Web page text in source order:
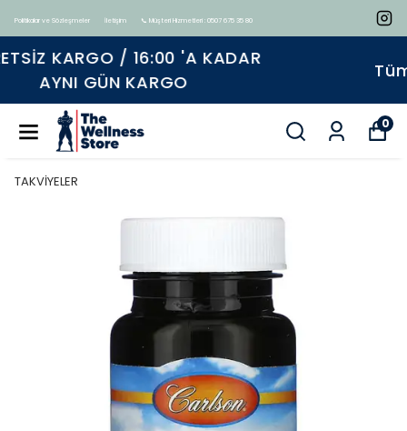
Politikalar ve Sözleşmeler İletişim 📞 Müşteri Hizmetleri : 0507 675 35 80
Tüm ürünlerde geçerli %15 indirim
0
TAKVİYELER